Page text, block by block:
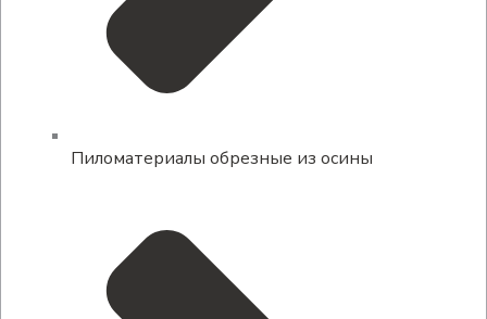
Пиломатериалы обрезные из осины